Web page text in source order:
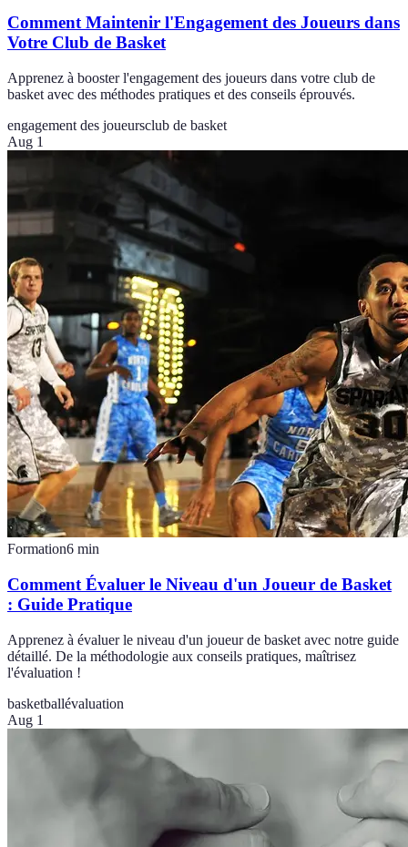
Comment Maintenir l'Engagement des Joueurs dans
Votre Club de Basket
Apprenez à booster l'engagement des joueurs dans votre club de
basket avec des méthodes pratiques et des conseils éprouvés.
engagement des joueursclub de basket
Aug 1
Formation6 min
Comment Évaluer le Niveau d'un Joueur de Basket
: Guide Pratique
Apprenez à évaluer le niveau d'un joueur de basket avec notre guide
détaillé. De la méthodologie aux conseils pratiques, maîtrisez
l'évaluation !
basketballévaluation
Aug 1